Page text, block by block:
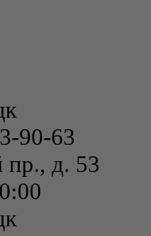
90-63
пр., д. 53